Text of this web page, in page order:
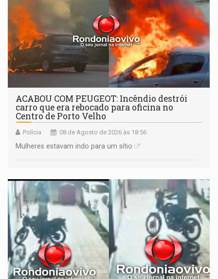
ACABOU COM PEUGEOT: Incêndio destrói
carro que era rebocado para oficina no
Centro de Porto Velho
Polícia 08 de Agosto de 2026 às 18:56
Mulheres estavam indo para um sítio